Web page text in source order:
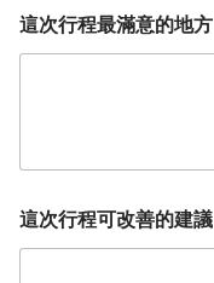
這次行程最滿意的地方
這次行程可改善的建議